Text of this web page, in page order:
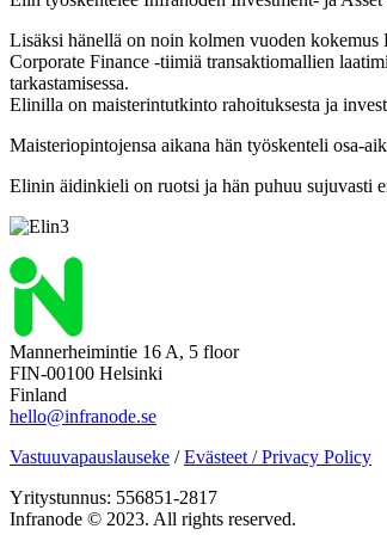
Lisäksi hänellä on noin kolmen vuoden
Corporate Finance -tiimiä transaktiomallien
tarkastamisessa.
Elinilla on maisterintutkinto rahoituksesta ja
Maisteriopintojensa aikana hän työskenteli osa-
Elinin äidinkieli on ruotsi ja hän puhuu sujuvasti
Mannerheimintie 16 A, 5 floor
FIN-00100 Helsinki
Finland
hello@infranode.se
Vastuuvapauslauseke /Evästeet / Privacy Policy
Yritystunnus: 556851-2817
Infranode © 2023. All rights reserved.